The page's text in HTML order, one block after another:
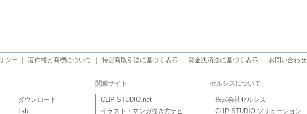
シー 著作権と商標について 特定商取引法に基づく表示 資金決済法に基づく表示 お問い合わせ
ダウンロード
Lab
関連サイト
CLIP STUDIO.net
イラスト・マンガ描き方ナビ
セルシスについて
株式会社セルシス
CLIP STUDIO ソリューション